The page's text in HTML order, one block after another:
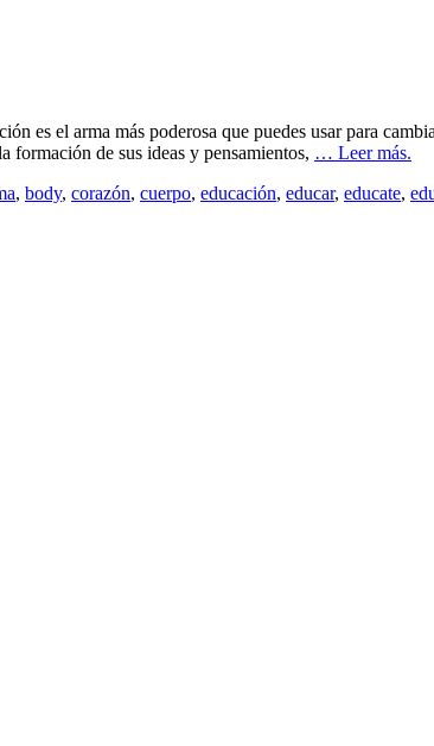
es el arma más poderosa que puedes usar para
formación de sus ideas y pensamientos, … Leer más.
, body, corazón, cuerpo, educación, educar, educate,